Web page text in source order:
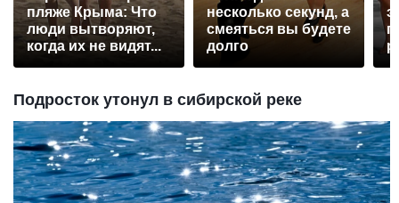
пляже Крыма: Что
люди вытворяют,
когда их не видят...
несколько секунд, а
смеяться вы будете
долго
Подросток утонул в сибирской реке